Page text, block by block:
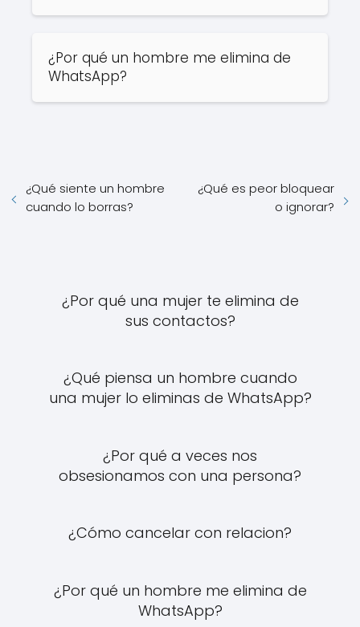
¿Por qué un hombre me elimina de
WhatsApp?
¿Qué siente un hombre
cuando lo borras?
¿Qué es peor bloquear
o ignorar?
¿Por qué una mujer te elimina de
sus contactos?
¿Qué piensa un hombre cuando
una mujer lo eliminas de WhatsApp?
¿Por qué a veces nos
obsesionamos con una persona?
¿Cómo cancelar con relacion?
¿Por qué un hombre me elimina de
WhatsApp?